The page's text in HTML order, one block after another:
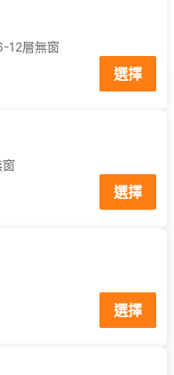
12層無窗
選擇
窗
選擇
選擇